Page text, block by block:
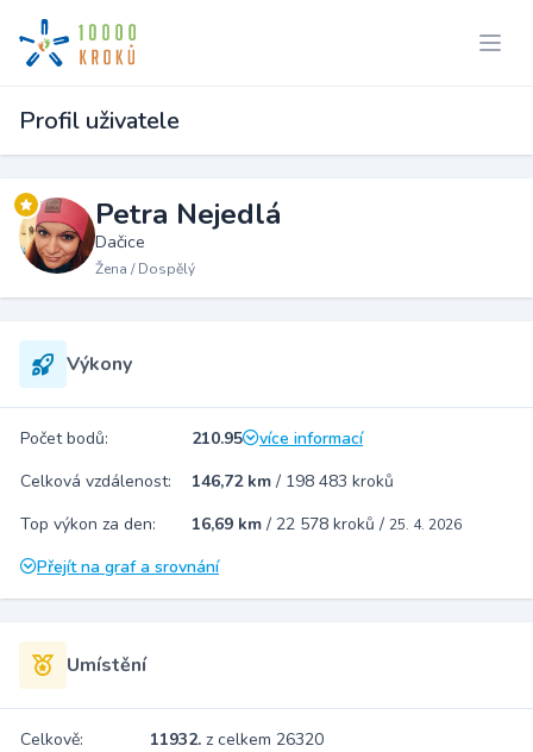
Profil uživatele
Petra Nejedlá
Dačice
Žena / Dospělý
Výkony
Počet bodů: 210.95
více informací
Celková vzdálenost:
146,72 km / 198 483 kroků
Top výkon za den:
16,69 km / 22 578 kroků / 25. 4. 2026
Přejít na graf a srovnání
Umístění
Celkově: 11932. z celkem 26320